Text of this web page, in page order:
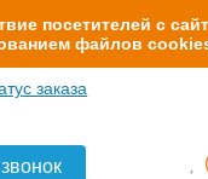
посетителей с
файлов
заказа